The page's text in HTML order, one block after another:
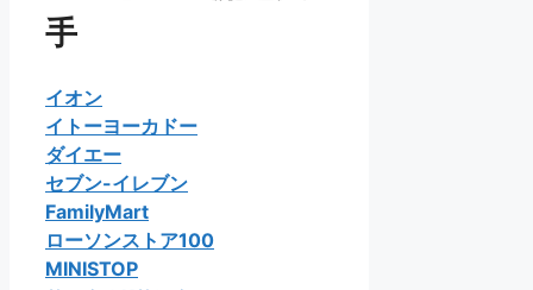
手
イオン
イトーヨーカドー
ダイエー
セブン-イレブン
FamilyMart
ローソンストア100
MINISTOP